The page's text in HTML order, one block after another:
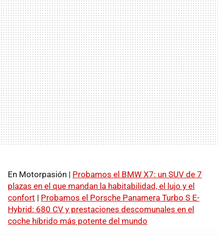
En Motorpasión | Probamos el BMW X7: un SUV de 7
plazas en el que mandan la habitabilidad, el lujo y el
confort | Probamos el Porsche Panamera Turbo S E-
Hybrid: 680 CV y prestaciones descomunales en el
coche híbrido más potente del mundo